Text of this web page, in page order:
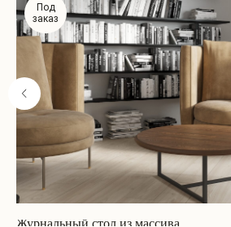
Под
заказ
Журнальный стол из массива